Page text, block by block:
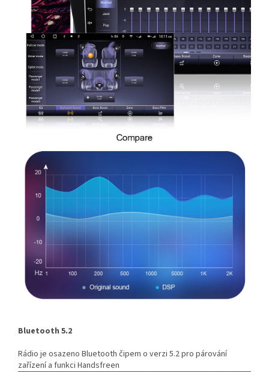
Bluetooth 5.2
Rádio je osazeno Bluetooth čipem o verzi 5.2 pro párování
zařízení a funkci Handsfreen